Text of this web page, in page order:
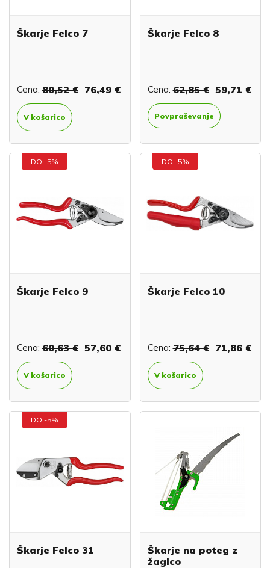
Škarje Felco 7
Cena: 80,52 € 76,49 €
V košarico
Škarje Felco 8
Cena: 62,85 € 59,71 €
Povpraševanje
DO -5%
Škarje Felco 9
Cena: 60,63 € 57,60 €
V košarico
DO -5%
Škarje Felco 10
Cena: 75,64 € 71,86 €
V košarico
DO -5%
Škarje Felco 31
Škarje na poteg z
žagico